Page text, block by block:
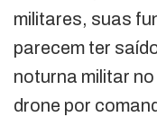
militares, suas
parecem ter
noturna militar
drone por